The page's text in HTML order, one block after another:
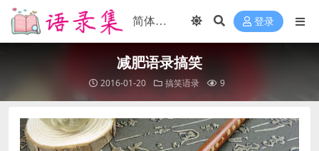
登录
减肥语录搞笑
2016-01-20 搞笑语录 9